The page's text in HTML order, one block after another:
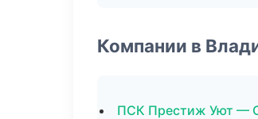
Компании в
ПСК Престиж Уют —